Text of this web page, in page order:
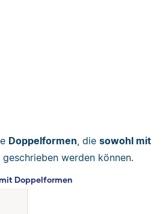
Doppelformen, die sowohl mit
geschrieben werden können.
Doppelformen